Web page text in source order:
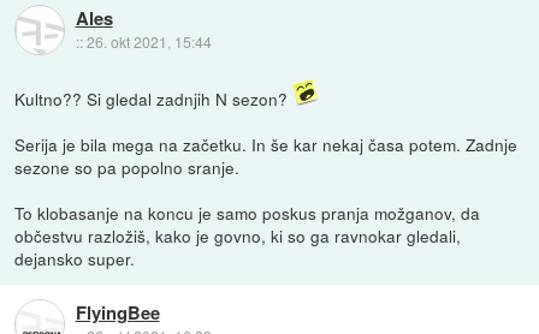
Ales
::26. okt 2021, 15:44
Kultno?? Si gledal zadnjih N sezon?
Serija je bila mega na začetku. In še kar nekaj časa potem. Zadnje
sezone so pa popolno sranje.
To klobasanje na koncu je samo poskus pranja možganov, da
občestvu razložiš, kako je govno, ki so ga ravnokar gledali,
dejansko super.
FlyingBee